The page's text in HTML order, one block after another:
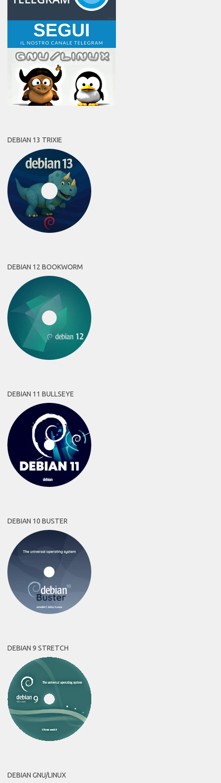
DEBIAN 13 TRIXIE
DEBIAN 12 BOOKWORM
DEBIAN 11 BULLSEYE
DEBIAN 10 BUSTER
DEBIAN 9 STRETCH
DEBIAN GNU/LINUX